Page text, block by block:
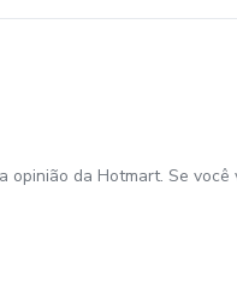
da Hotmart. Se você